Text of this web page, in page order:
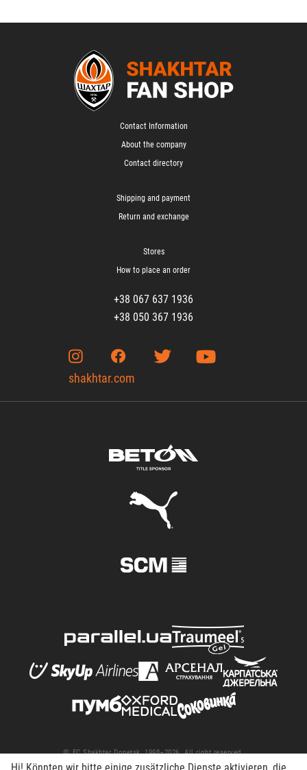
Contact Information
About the company
Contact directory
Shipping and payment
Return and exchange
Stores
How to place an order
+38 067 637 1936
+38 050 367 1936
shakhtar.com
© FC Shakhtar Donetsk, 1998–2026. All right reserved.